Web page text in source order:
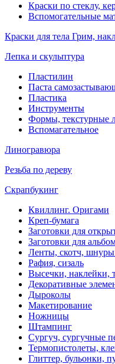
Краски по стеклу,
Вспомогательные
Краски для тела Грим,
Лепка и скульптура
Пластилин
Паста
Пластика
Инструменты
Формы, текстурные
Вспомагательное
Линогравюра
Резьба по дереву
Скрапбукинг
Квиллинг. Оригами
Креп-бумага
Заготовки для
Заготовки для
Ленты, скотч, шнуры
Рафия, сизаль
Высечки, наклейки,
Декоративные
Дыроколы
Макетирование
Ножницы
Штампинг
Сургуч, сургучные
Термопистолеты,
Глиттер, бульонки,